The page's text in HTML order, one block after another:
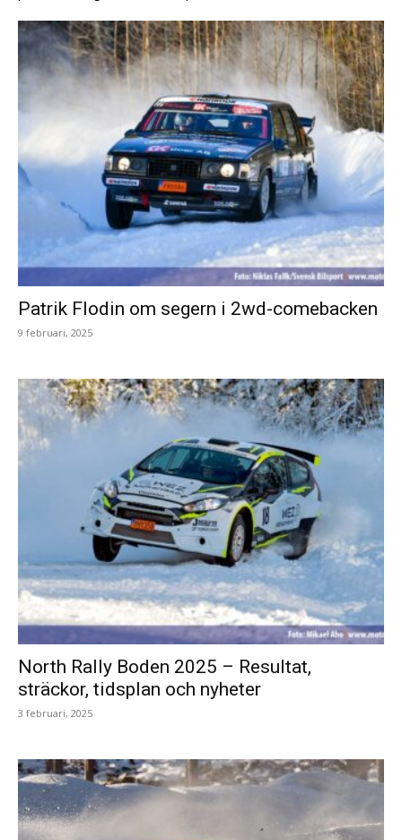
Patrik Flodin om segern i 2wd-comebacken
9 februari, 2025
North Rally Boden 2025 – Resultat,
sträckor, tidsplan och nyheter
3 februari, 2025